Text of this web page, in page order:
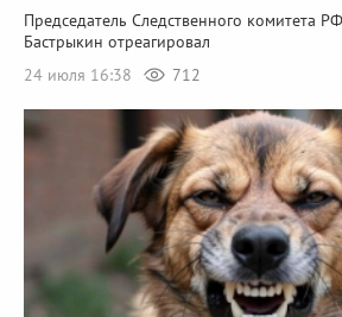
Председатель Следственного комитета
Бастрыкин отреагировал
24 июля 16:38
712